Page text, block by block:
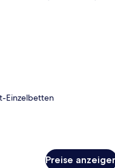
Einzelbetten
Preise